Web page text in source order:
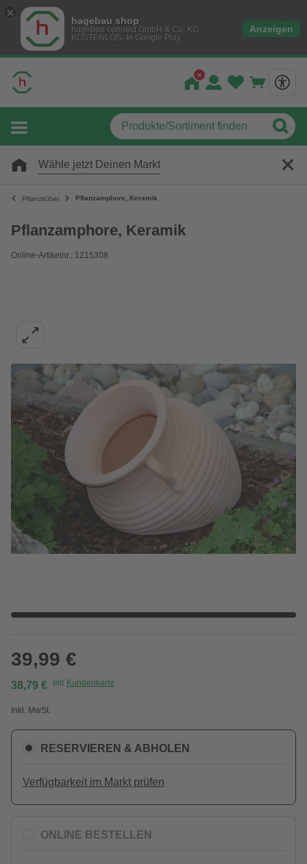
hagebau shop
hagebau connect GmbH & Co. KG
KOSTENLOS- In Google Play
Anzeigen
Wähle jetzt Deinen Markt
Pflanzkübel Pflanzamphore, Keramik
Pflanzamphore, Keramik
Online-Artikelnr.: 1215308
39,99 €
38,79 € mit Kundenkarte
Inkl. MwSt.
RESERVIEREN & ABHOLEN
Verfügbarkeit im Markt prüfen
ONLINE BESTELLEN